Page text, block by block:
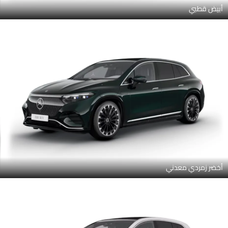
أبيض قطبي
أخضر زمردي معدني